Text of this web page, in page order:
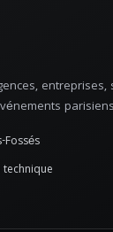
entreprises,
Fossés